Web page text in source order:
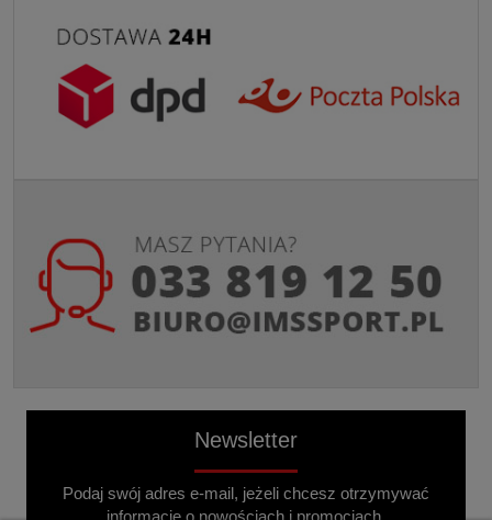
Newsletter
Podaj swój adres e-mail, jeżeli chcesz otrzymywać
informacje o nowościach i promocjach.